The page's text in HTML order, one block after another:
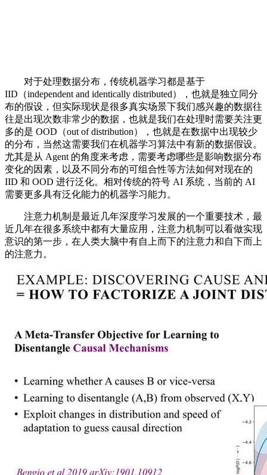
对于处理数据分布，传统机器学习都是基于
IID（independent and identically distributed），也就是独立同分
布的假设，但实际现状是很多真实场景下我们感兴趣的数据往
往是出现次数非常少的数据，也就是我们在处理时需要关注更
多的是 OOD（out of distribution），也就是在数据中出现较少
的分布，当然这需要我们在机器学习算法中有新的数据假设。
尤其是从 Agent 的角度来考虑，需要考虑哪些是影响数据分布
变化的因素，以及不同分布的可组合性等方法如何对现在的
IID 和 OOD 进行泛化。相对传统的符号 AI 系统，当前的 AI
需要更多具有泛化能力的机器学习能力。
注意力机制是最近几年深度学习发展的一个重要技术，最
近几年在很多系统中都有大量应用，注意力机制可以看做实现
意识的第一步，在人类大脑中有自上而下的注意力和自下而上
的注意力。